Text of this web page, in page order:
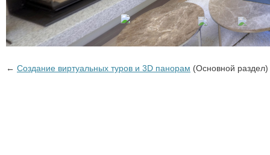
← Создание виртуальных туров и 3D панорам (Основной раздел)